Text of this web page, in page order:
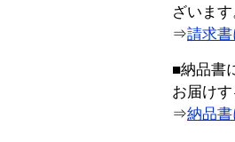
ざいます
⇒請求
■納品書
お届け
⇒納品